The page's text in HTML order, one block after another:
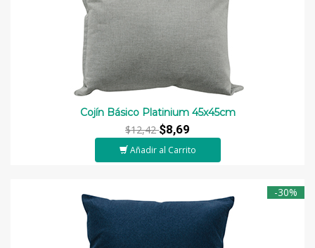
Cojín Básico Platinium 45x45cm
$12,42$8,69
Añadir al Carrito
-30%